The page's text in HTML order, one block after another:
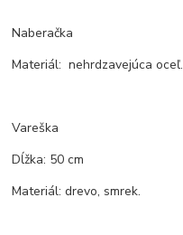
Naberačka
Materiál: nehrdzavejúca oceľ.
Vareška
Dĺžka: 50 cm
Materiál: drevo, smrek.